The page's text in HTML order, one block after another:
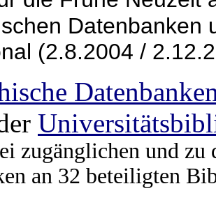
Datenbanken
(2.8.2004 /
zugänglichen und zu
an 32 beteiligten